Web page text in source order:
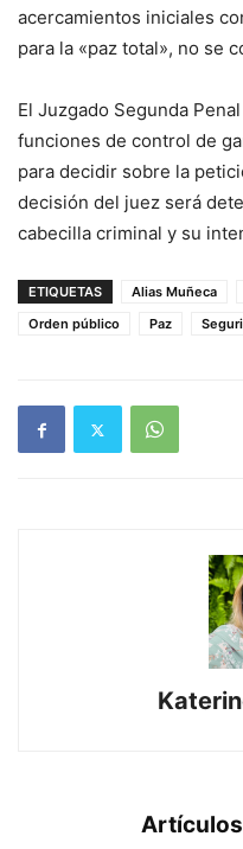
acercamientos iniciales
para la «paz total», no se
El Juzgado Segunda
funciones de control de
para decidir sobre la
decisión del juez será
cabecilla criminal y su
ETIQUETAS Alias Muñeca
Orden público
Paz